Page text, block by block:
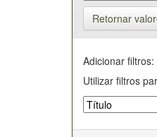
Retornar
Adicionar filtros:
Utilizar filtros